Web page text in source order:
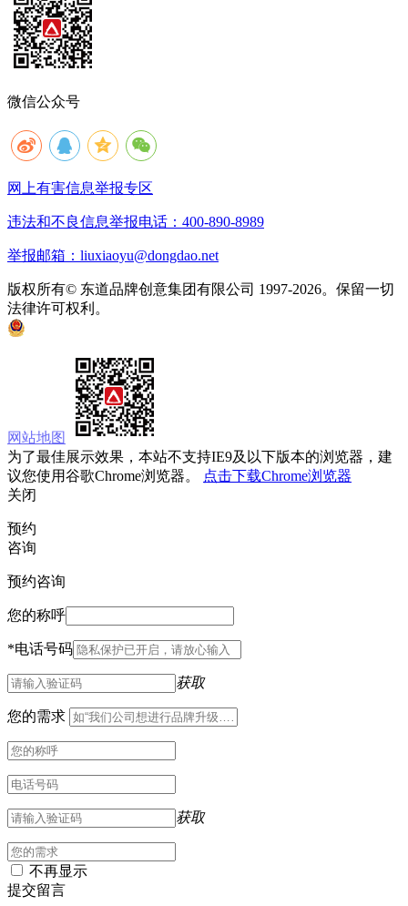
微信公众号
网上有害信息举报专区
违法和不良信息举报电话：400-890-8989
举报邮箱：liuxiaoyu@dongdao.net
版权所有© 东道品牌创意集团有限公司 1997-2026。保留一切
法律许可权利。
网站地图
为了最佳展示效果，本站不支持IE9及以下版本的浏览器，建
议您使用谷歌Chrome浏览器。
点击下载Chrome浏览器
关闭
预约
咨询
预约咨询
您的称呼
*电话号码
获取
您的需求
获取
不再显示
提交留言